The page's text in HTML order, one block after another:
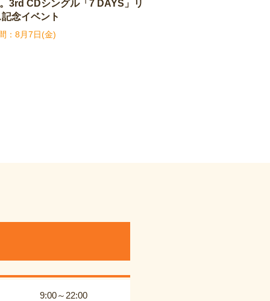
3rd CDシングル「7 DAYS」リ
念イベント
8月7日(金)
9:00～22:00